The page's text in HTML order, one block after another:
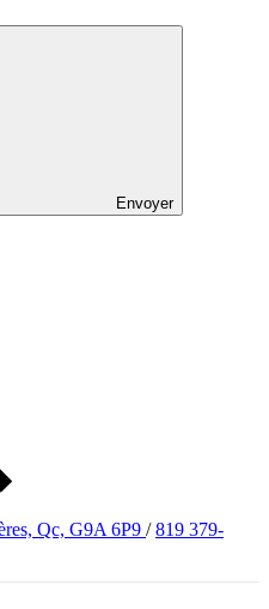
Envoyer
Qc, G9A 6P9 / 819 379-